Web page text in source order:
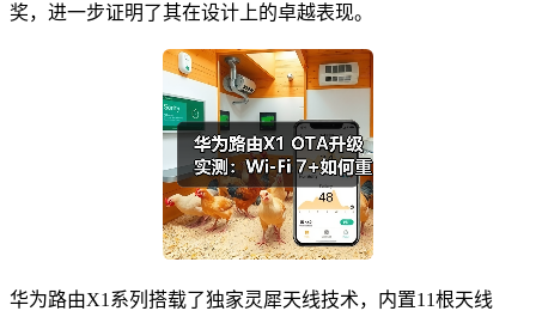
奖，进一步证明了其在设计上的卓越表现。
华为路由X1系列搭载了独家灵犀天线技术，内置11根天线